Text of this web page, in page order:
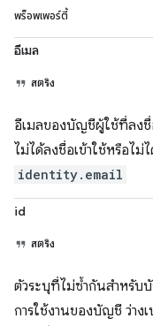
พร็อพเพอร์ตี้
อีเมล
สตริง
อีเมลของบัญชีผู้ใช้ที่ลงชื่
ไม่ได้ลงชื่อเข้าใช้หรือไ
identity.email
id
สตริง
ตัวระบุที่ไม่ซ้ำกันสำหรั
การใช้งานของบัญชี ว่าง